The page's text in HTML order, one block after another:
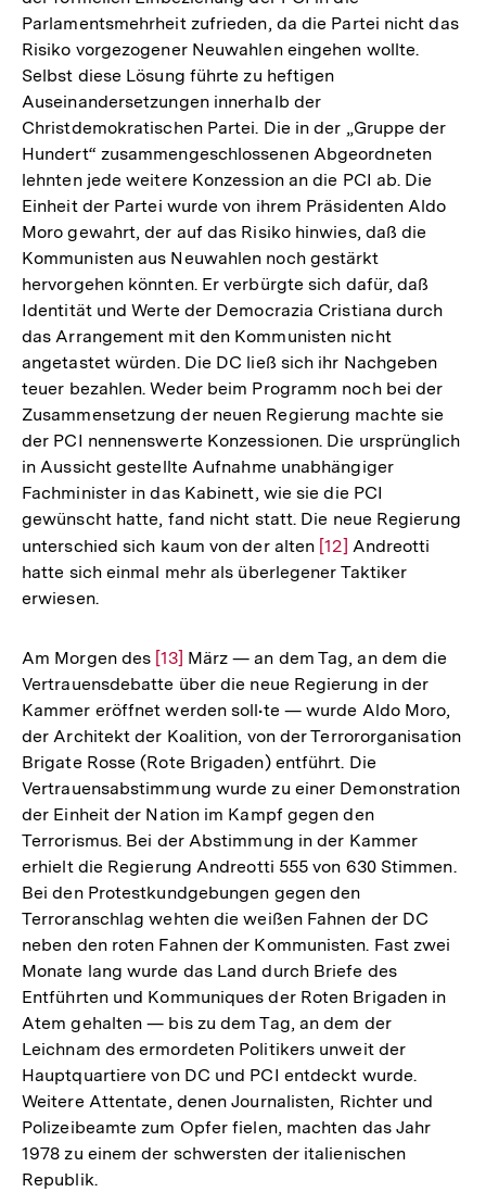
Parlamentsmehrheit zufrieden, da die Partei nicht das
Risiko vorgezogener Neuwahlen eingehen wollte.
Selbst diese Lösung führte zu heftigen
Auseinandersetzungen innerhalb der
Christdemokratischen Partei. Die in der „Gruppe der
Hundert“ zusammengeschlossenen Abgeordneten
lehnten jede weitere Konzession an die PCI ab. Die
Einheit der Partei wurde von ihrem Präsidenten Aldo
Moro gewahrt, der auf das Risiko hinwies, daß die
Kommunisten aus Neuwahlen noch gestärkt
hervorgehen könnten. Er verbürgte sich dafür, daß
Identität und Werte der Democrazia Cristiana durch
das Arrangement mit den Kommunisten nicht
angetastet würden. Die DC ließ sich ihr Nachgeben
teuer bezahlen. Weder beim Programm noch bei der
Zusammensetzung der neuen Regierung machte sie
der PCI nennenswerte Konzessionen. Die ursprünglich
in Aussicht gestellte Aufnahme unabhängiger
Fachminister in das Kabinett, wie sie die PCI
gewünscht hatte, fand nicht statt. Die neue Regierung
unterschied sich kaum von der alten Zur
Auflösung
[12] Andreotti
hatte sich einmal mehr als überlegener Taktiker
erwiesen.
Am Morgen des Zur
Auflösung
der
Fußnote
[13] März — an dem Tag, an dem die
Vertrauensdebatte über die neue Regierung in der
Kammer eröffnet werden soll•te — wurde Aldo Moro,
der Architekt der Koalition, von der Terrororganisation
Brigate Rosse (Rote Brigaden) entführt. Die
Vertrauensabstimmung wurde zu einer Demonstration
der Einheit der Nation im Kampf gegen den
Terrorismus. Bei der Abstimmung in der Kammer
erhielt die Regierung Andreotti 555 von 630 Stimmen.
Bei den Protestkundgebungen gegen den
Terroranschlag wehten die weißen Fahnen der DC
neben den roten Fahnen der Kommunisten. Fast zwei
Monate lang wurde das Land durch Briefe des
Entführten und Kommuniques der Roten Brigaden in
Atem gehalten — bis zu dem Tag, an dem der
Leichnam des ermordeten Politikers unweit der
Hauptquartiere von DC und PCI entdeckt wurde.
Weitere Attentate, denen Journalisten, Richter und
Polizeibeamte zum Opfer fielen, machten das Jahr
1978 zu einem der schwersten der italienischen
Republik.